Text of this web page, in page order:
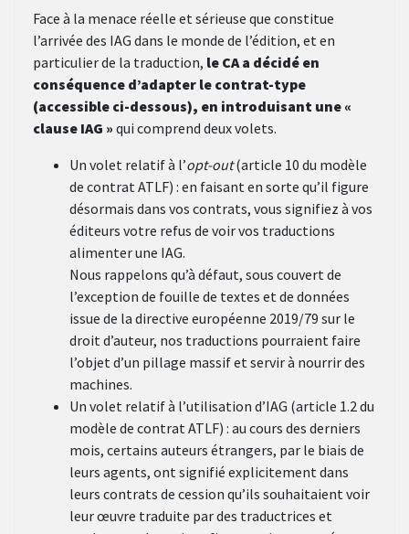
Face à la menace réelle et sérieuse que constitue
l’arrivée des IAG dans le monde de l’édition, et en
particulier de la traduction, le CA a décidé en
conséquence d’adapter le contrat-type
(accessible ci-dessous), en introduisant une «
clause IAG » qui comprend deux volets.
Un volet relatif à l’opt-out(article 10 du modèle
de contrat ATLF) : en faisant en sorte qu’il figure
désormais dans vos contrats, vous signifiez à vos
éditeurs votre refus de voir vos traductions
alimenter une IAG.
Nous rappelons qu’à défaut, sous couvert de
l’exception de fouille de textes et de données
issue de la directive européenne 2019/79 sur le
droit d’auteur, nos traductions pourraient faire
l’objet d’un pillage massif et servir à nourrir des
machines.
Un volet relatif à l’utilisation d’IAG (article 1.2 du
modèle de contrat ATLF) : au cours des derniers
mois, certains auteurs étrangers, par le biais de
leurs agents, ont signifié explicitement dans
leurs contrats de cession qu’ils souhaitaient voir
leur œuvre traduite par des traductrices et